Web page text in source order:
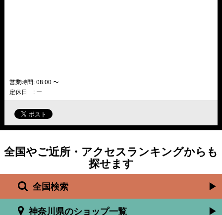
営業時間:08:00 〜
定休日 : ー
全国やご近所・アクセスランキングからも
探せます
全国検索
神奈川県のショップ一覧